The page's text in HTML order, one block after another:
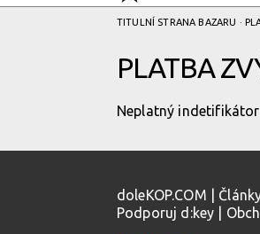
TITULNÍ STRANA BAZARU ·
PLATBA
Neplatný
doleKOP.COM
Podporuj d:key